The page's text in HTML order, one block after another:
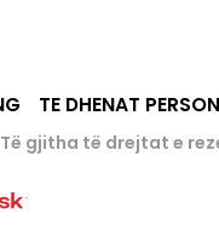
TE DHENAT
gjitha të drejtat e